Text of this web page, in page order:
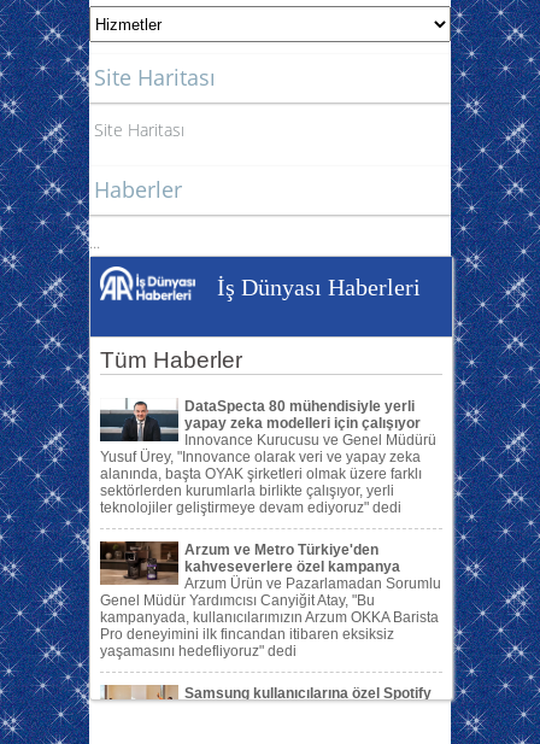
Site Haritası
Site Haritası
Haberler
...
İş Dünyası Haberleri